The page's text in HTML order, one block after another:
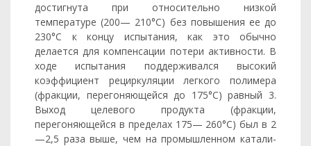
достигнута при относительно низкой
температуре (200— 210°С) без повышения ее до
230°С к концу испытания, как это обычно
делается для компенсации потери активности. В
ходе испы­тания поддерживался высокий
коэффициент рециркуляции легкого полимера
(фракции, перегоняющейся до 175°С) равный 3.
Выход целевого продукта (фракции,
перегоняющейся в пределах 175— 260°С) был в 2
—2,5 раза выше, чем на промышленном катали­